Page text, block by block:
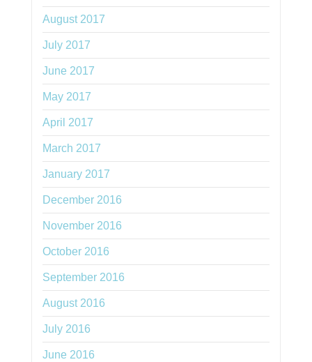
August 2017
July 2017
June 2017
May 2017
April 2017
March 2017
January 2017
December 2016
November 2016
October 2016
September 2016
August 2016
July 2016
June 2016